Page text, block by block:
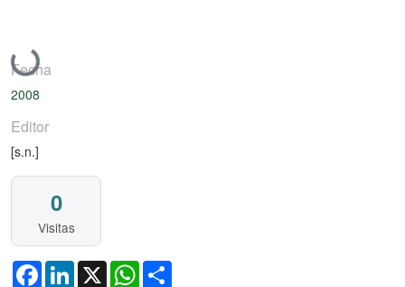
Cargando...
Fecha
2008
Editor
[s.n.]
0
Visitas
FacebookLinkedIn
X WhatsApp